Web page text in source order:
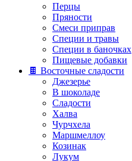
Перцы
Пряности
Смеси приправ
Специи и травы
Специи в баночках
Пищевые добавки
🍫 Восточные сладости
Джезерье
В шоколаде
Сладости
Халва
Чурчхела
Маршмеллоу
Козинак
Лукум